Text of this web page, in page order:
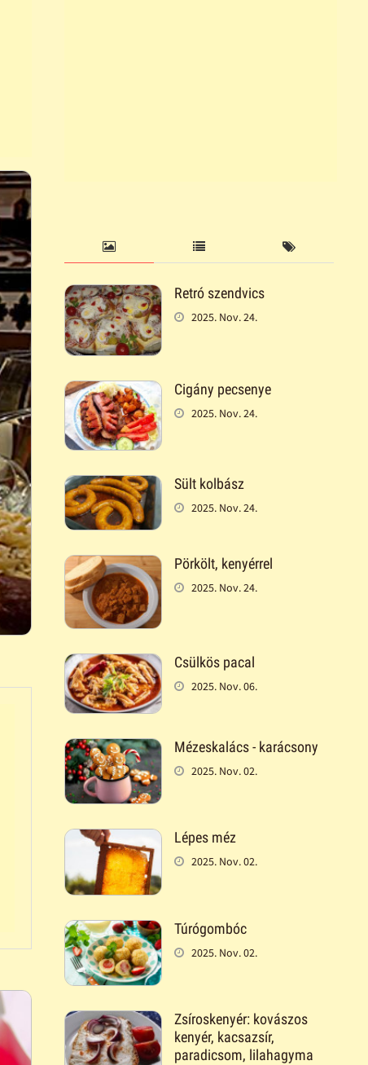
Retró szendvics
2025. Nov. 24.
Cigány pecsenye
2025. Nov. 24.
Sült kolbász
2025. Nov. 24.
Pörkölt, kenyérrel
2025. Nov. 24.
Csülkös pacal
2025. Nov. 06.
Mézeskalács - karácsony
2025. Nov. 02.
Lépes méz
2025. Nov. 02.
Túrógombóc
2025. Nov. 02.
Zsíroskenyér: kovászos
kenyér, kacsazsír,
paradicsom, lilahagyma